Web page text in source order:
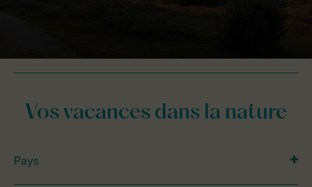
Vos vacances dans la nature
Pays